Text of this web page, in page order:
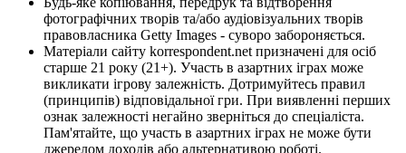
фотографічних творів та/або аудіовізуальних творів
правовласника Getty Images - суворо забороняється.
Матеріали сайту korrespondent.net призначені для осіб
старше 21 року (21+). Участь в азартних іграх може
викликати ігрову залежність. Дотримуйтесь правил
(принципів) відповідальної гри. При виявленні перших
ознак залежності негайно зверніться до спеціаліста.
Пам'ятайте, що участь в азартних іграх не може бути
джерелом доходів або альтернативою роботі.